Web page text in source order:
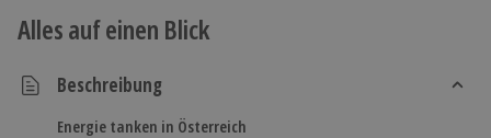
Alles auf einen Blick
Beschreibung
Energie tanken in Österreich